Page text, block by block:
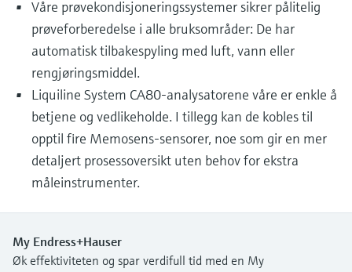
Våre prøvekondisjoneringssystemer sikrer pålitelig
prøveforberedelse i alle bruksområder: De har
automatisk tilbakespyling med luft, vann eller
rengjøringsmiddel.
Liquiline System CA80-analysatorene våre er enkle å
betjene og vedlikeholde. I tillegg kan de kobles til
opptil fire Memosens-sensorer, noe som gir en mer
detaljert prosessoversikt uten behov for ekstra
måleinstrumenter.
My Endress+Hauser
Øk effektiviteten og spar verdifull tid med en My